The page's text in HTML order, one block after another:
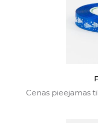
Cenas pieejamas